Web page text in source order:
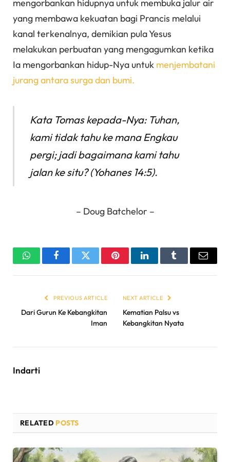
mengorbankan hidupnya untuk membuka jalur air
yang membawa kekuatan bagi Prancis melalui
kanal terkenalnya, demikian pula Yesus
melakukan perbuatan yang mengagumkan ketika
Ia mengorbankan hidup-Nya untuk menjembatani
jurang antara surga dan bumi.
Kata Tomas kepada-Nya: Tuhan,
kami tidak tahu ke mana Engkau
pergi; jadi bagaimana kami tahu
jalan ke situ? (Yohanes 14:5).
– Doug Batchelor –
WhatsAppFacebookTwitter PinterestLinkedInTumblr Email
PREVIOUS ARTICLE
Dari Gurun Ke Kebangkitan
Iman
NEXT ARTICLE
Kematian Palsu vs
Kebangkitan Nyata
Indarti
RELATED POSTS